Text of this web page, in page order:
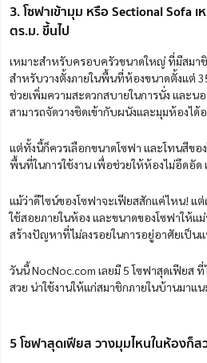
3. โซฟาเข้ามุม หรือ Sectional Sofa
ตร.ม. ขึ้นไป
เหมาะสำหรับครอบครัวขนาดใหญ่ ที่มีสมา
สำหรับวางตั้งภายในพื้นที่ห้องขนาดตั้งแต่
ช่วยเพิ่มความสะดวกสบายในการนั่ง และน
สามารถจัดวางชิดเข้ากับผนังและมุมห้องได้
แต่ทั้งนี้ก็ควรเลือกขนาดโซฟา และโทนสีขอ
พื้นที่ในการใช้งาน เพื่อช่วยให้ห้องไม่อึดอั
แม้ว่าดีไซน์ของโซฟาจะเฟียสสักแค่ไหน!
ใช้สอยภายในห้อง และขนาดของโซฟาให้แ
สร้างปัญหาที่ไม่ลงรอยในการอยู่อาศัยเป็น
วันนี้ NocNoc.com เลยมี 5 โซฟาสุดเฟียส
สวย น่าใช้งานให้แก่สมาชิกภายในบ้านมาแ
5 โซฟาสุดเฟียส วางมุมไหนในห้องก็ส